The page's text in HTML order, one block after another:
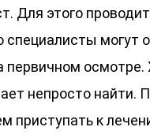
Для этого
специалисты могут
первичном осмотре.
непросто найти.
приступать к